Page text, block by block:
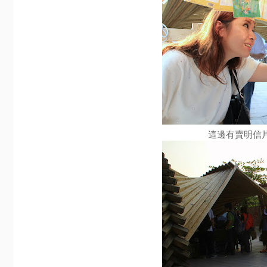
這邊有賣明信